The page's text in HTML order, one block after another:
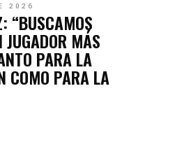
2026
“BUSCAMOS
JUGADOR MÁS
PARA LA
COMO PARA LA